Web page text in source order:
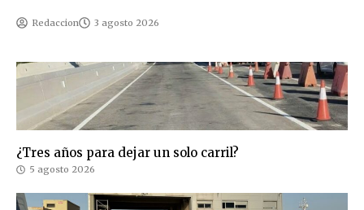
Redaccion 3 agosto 2026
¿Tres años para dejar un solo carril?
5 agosto 2026